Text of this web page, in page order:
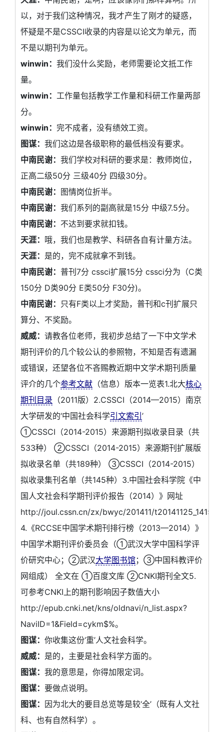
以，对于我们这种情况，我才产生了刚才的疑惑，
怀疑是不是CSSCI收录的内容是以论文为单元，而
不是以期刊为单元。
winwin： 我们没什么奖励，老师需要论文抵工作
量。
winwin： 工作量包括教学工作量和科研工作量两部
分。
winwin： 完不成者，没有绩效工资。
图谋： 我们这边是各级职称的最低档没有要求。
中南民谢： 我们学校对科研的要求是：教师岗位，
正高二级50分 三级40分 四级30分。
中南民谢： 图情岗位折半。
中南民谢： 我们系列的副高就是15分 中级7.5分。
中南民谢： 不达到要求就扣钱。
天涯： 哦，我们也是教学、科研各自有计量方法。
天涯： 是的，完不成就拿不到钱。
中南民谢： 普刊7分 cssci扩展15分 cssci分为（C类
150分 D类90分 E类50分 F30分)。
中南民谢： 只有F类以上才奖励，普刊和c刊扩展只
算分、不奖励。
威威： 请教各位老师，我初步总结了一下中文学术
期刊评价的几个较公认的参照物，不知是否有遗漏
或错误，还望各位不吝赐教近期中文学术期刊质量
评介的几个参考文献 （信息）版本一览表1.北大核心
期刊目录 （2011版）2.CSSCI（2014—2015）南京
大学研发的‘中国社会科学引文索引’
①CSSCI（2014-2015）来源期刊拟收录目录（共
533种） ②CSSCI（2014-2015）来源期刊扩展版
拟收录名单（共189种） ③CSSCI（2014-2015）
拟收录集刊名单（共145种）3.中国社会科学院《中
国人文社会科学期刊评价报告（2014）》网址
http://joul.cssn.cn/zx/bwyc/201411/
4.《RCCSE中国学术期刊排行榜（2013—2014）》
中国学术期刊评价委员会（①武汉大学中国科学评
价研究中心；②武汉大学图书馆 ；③中国科教评价
网组成） 全文在 ①百度文库 ②CNKI期刊全文5.
可参考CNKI上的期刊影响因子数值大小
http://epub.cnki.net/kns/oldnavi/n_list.aspx?
NaviID=1&Field=cykm$%。
图谋： 你收集这份‘重’人文社会科学。
威威： 是的，主要是社会科学方面的。
图谋： 我的意思是，你得加限定词。
图谋： 要做点说明。
图谋： 因为北大的要目总览等是较‘全’（既有人文社
科、也有自然科学）。